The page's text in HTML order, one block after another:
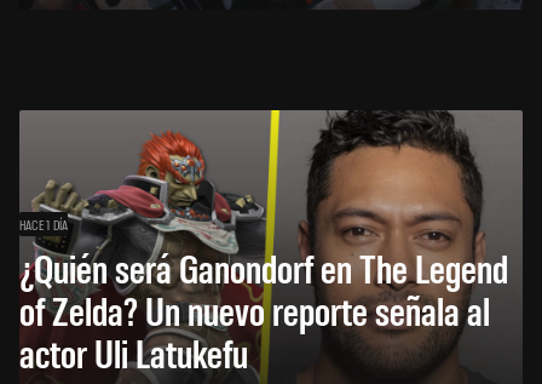
HACE 1 DÍA
¿Quién será Ganondorf en The Legend
of Zelda? Un nuevo reporte señala al
actor Uli Latukefu